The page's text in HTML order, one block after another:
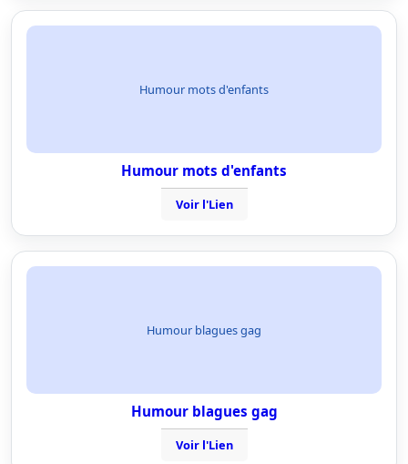
Humour mots d'enfants
Humour mots d'enfants
Voir l'Lien
Humour blagues gag
Humour blagues gag
Voir l'Lien